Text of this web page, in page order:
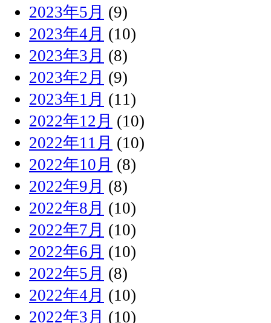
2023年5月 (9)
2023年4月 (10)
2023年3月 (8)
2023年2月 (9)
2023年1月 (11)
2022年12月 (10)
2022年11月 (10)
2022年10月 (8)
2022年9月 (8)
2022年8月 (10)
2022年7月 (10)
2022年6月 (10)
2022年5月 (8)
2022年4月 (10)
2022年3月 (10)